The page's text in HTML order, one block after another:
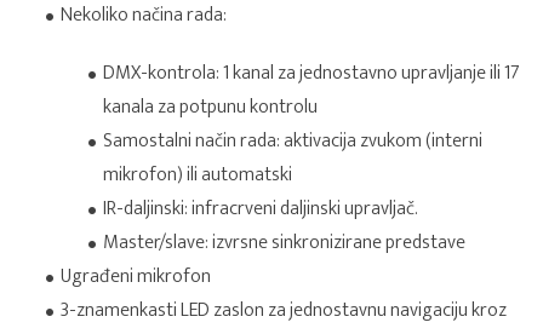
Nekoliko načina rada:
DMX-kontrola: 1 kanal za jednostavno upravljanje ili 17
kanala za potpunu kontrolu
Samostalni način rada: aktivacija zvukom (interni
mikrofon) ili automatski
IR-daljinski: infracrveni daljinski upravljač.
Master/slave: izvrsne sinkronizirane predstave
Ugrađeni mikrofon
3-znamenkasti LED zaslon za jednostavnu navigaciju kroz